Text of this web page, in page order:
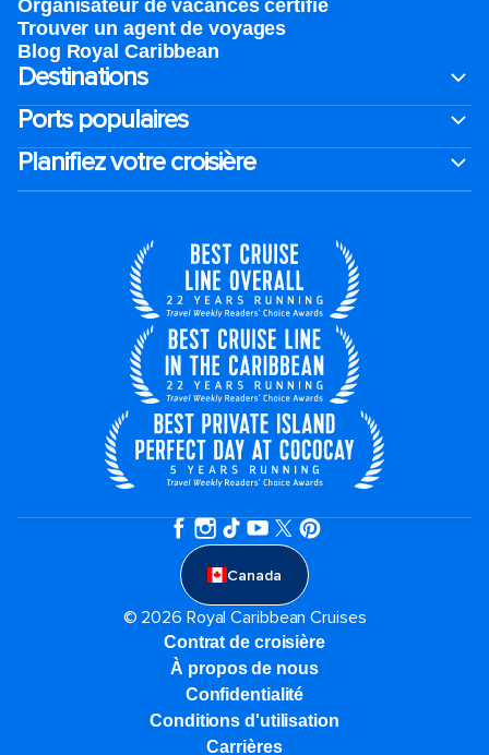
Organisateur de vacances certifié
Trouver un agent de voyages
Blog Royal Caribbean
Destinations
Ports populaires
Planifiez votre croisière
Canada
© 2026 Royal Caribbean Cruises
Contrat de croisière
À propos de nous
Confidentialité
Conditions d'utilisation
Carrières